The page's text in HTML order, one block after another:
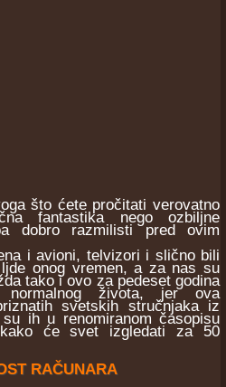
što ćete pročitati verovatno
fantastika nego ozbiljne
dobro razmilisti pred ovim
i avioni, telvizori i slično bili
onog vremen, a za nas su
tako i ovo za pedeset godina
normalnog života, jer ova
svetskih stručnjaka iz
ih u renomiranom časopisu
će svet izgledati za 50
RAČUNARA